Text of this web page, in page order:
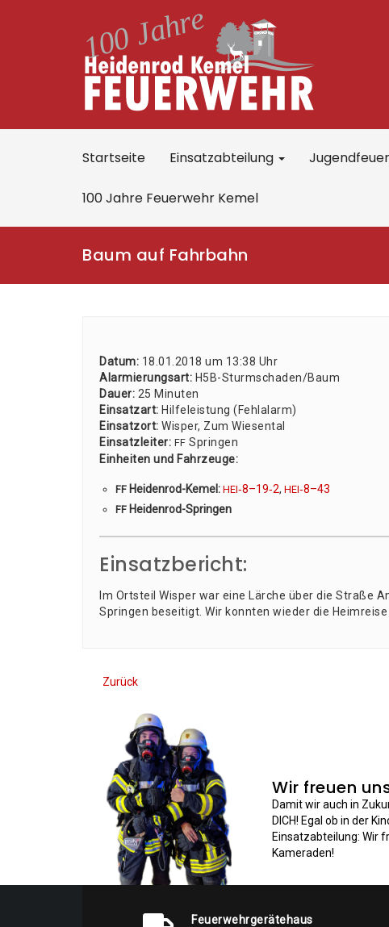
Startseite Einsatzabteilung
100 Jahre Feuerwehr Kemel
Baum auf Fahrbahn
Datum: 18.01.2018 um 13:38 Uhr
Alar­mie­rungs­art: H5B-Sturm­scha­den/­Baum
Dau­er: 25 Minu­ten
Ein­satz­art: Hil­fe­leis­tung (Fehl­alarm)
Ein­satz­ort: Wis­per, Zum Wie­sen­tal
Ein­satz­lei­ter: FF Sprin­gen
Ein­hei­ten und Fahr­zeu­ge:
FF Hei­den­rod-Kemel: HEI‑8–19‑2, HEI‑8–43
FF Hei­den­rod-Sprin­gen
Einsatzbericht:
Im Orts­teil Wis­per war eine Lär­che über die Stra­ße
Sprin­gen besei­tigt. Wir konn­ten wie­der die Heim­rei­se
Zurück
Wir freuen
Damit wir auch in
DICH! Egal ob in der
Einsatzabteilung: Wir
Kameraden!
Feuerwehrgerätehaus